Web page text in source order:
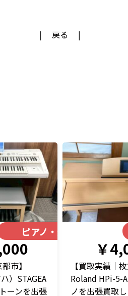
戻る
ピアノ・楽器
市】
）STAGEA
ーンを出張
￥
【買取実績｜枚
Roland HPi-5-
ノを出張買取